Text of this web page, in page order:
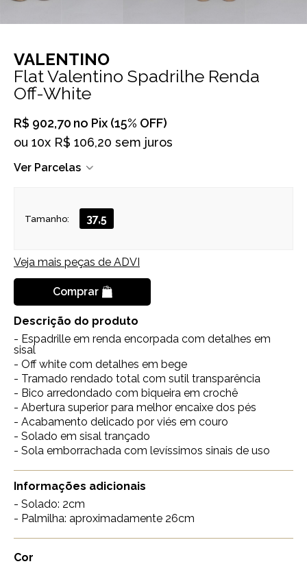
VALENTINO
Flat Valentino Spadrilhe Renda
Off-White
R$ 902,70 no Pix (15% OFF)
ou 10x R$ 106,20 sem juros
Ver Parcelas
Tamanho: 37,5
Veja mais peças de ADVI
Comprar
Descrição do produto
- Espadrille em renda encorpada com detalhes em
sisal
- Off white com detalhes em bege
- Tramado rendado total com sutil transparência
- Bico arredondado com biqueira em crochê
- Abertura superior para melhor encaixe dos pés
- Acabamento delicado por viés em couro
- Solado em sisal trançado
- Sola emborrachada com levíssimos sinais de uso
Informações adicionais
- Solado: 2cm
- Palmilha: aproximadamente 26cm
Cor